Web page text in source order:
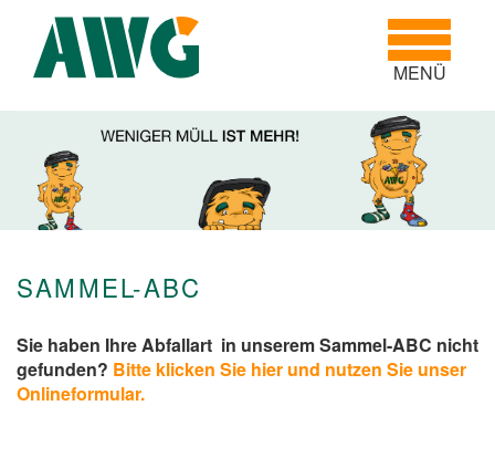
Toggle
MENÜ
SAMMEL-ABC
Sie haben Ihre Abfallart in unserem Sammel-ABC nicht
gefunden? Bitte klicken Sie hier und nutzen Sie unser
Onlineformular.